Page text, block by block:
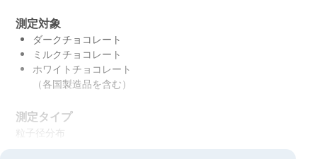
測定対象
ダークチョコレート
ミルクチョコレート
ホワイトチョコレート
（各国製造品を含む）
測定タイプ
粒子径分布